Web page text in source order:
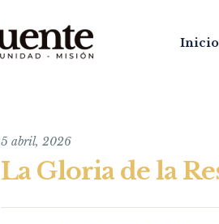
Inicio
5 abril, 2026
La Gloria de la